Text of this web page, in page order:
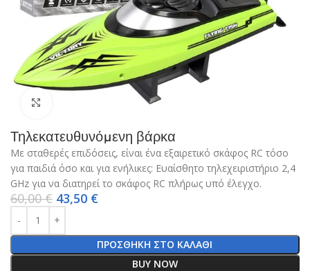
Τηλεκατευθυνόμενη βάρκα
Με σταθερές επιδόσεις, είναι ένα εξαιρετικό σκάφος RC τόσο
για παιδιά όσο και για ενήλικες: Ευαίσθητο τηλεχειριστήριο 2,4
GHz για να διατηρεί το σκάφος RC πλήρως υπό έλεγχο.
60,00€ 43,50 €
ΠΡΟΣΘΉΚΗ ΣΤΟ ΚΑΛΆΘΙ
BUY NOW